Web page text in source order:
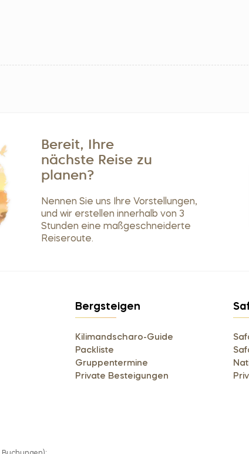
Bereit, Ihre
nächste Reise zu
planen?
Nennen Sie uns Ihre Vorstellungen,
und wir erstellen innerhalb von 3
Stunden eine maßgeschneiderte
Reiseroute.
Bergsteigen
Kilimandscharo-Guide
Packliste
Gruppentermine
Private Besteigungen